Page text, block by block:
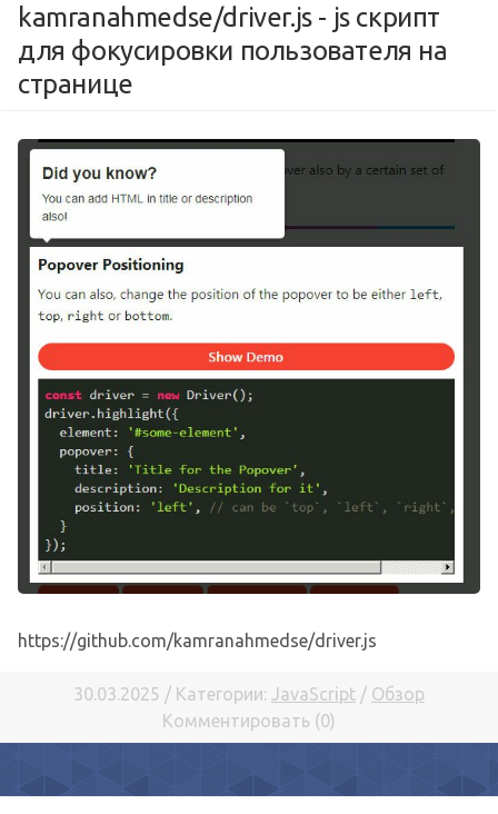
kamranahmedse/driver.js - js скрипт
для фокусировки пользователя на
странице
https://github.com/kamranahmedse/driver.js
30.03.2025 / Категории: JavaScript / Обзор
Комментировать (0)